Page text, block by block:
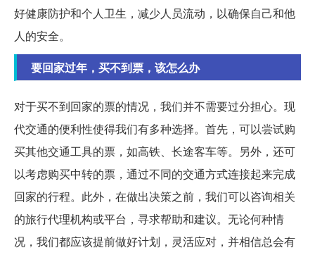
好健康防护和个人卫生，减少人员流动，以确保自己和他
人的安全。
要回家过年，买不到票，该怎么办
对于买不到回家的票的情况，我们并不需要过分担心。现
代交通的便利性使得我们有多种选择。首先，可以尝试购
买其他交通工具的票，如高铁、长途客车等。另外，还可
以考虑购买中转的票，通过不同的交通方式连接起来完成
回家的行程。此外，在做出决策之前，我们可以咨询相关
的旅行代理机构或平台，寻求帮助和建议。无论何种情
况，我们都应该提前做好计划，灵活应对，并相信总会有